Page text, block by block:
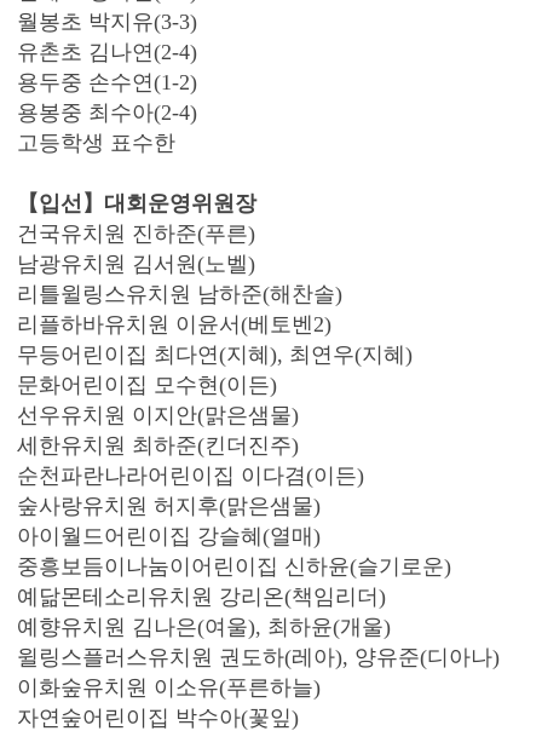
월봉초 박지유(3-3)
유촌초 김나연(2-4)
용두중 손수연(1-2)
용봉중 최수아(2-4)
고등학생 표수한
【입선】대회운영위원장
건국유치원 진하준(푸른)
남광유치원 김서원(노벨)
리틀윌링스유치원 남하준(해찬솔)
리플하바유치원 이윤서(베토벤2)
무등어린이집 최다연(지혜), 최연우(지혜)
문화어린이집 모수현(이든)
선우유치원 이지안(맑은샘물)
세한유치원 최하준(킨더진주)
순천파란나라어린이집 이다겸(이든)
숲사랑유치원 허지후(맑은샘물)
아이월드어린이집 강슬혜(열매)
중흥보듬이나눔이어린이집 신하윤(슬기로운)
예닮몬테소리유치원 강리온(책임리더)
예향유치원 김나은(여울), 최하윤(개울)
윌링스플러스유치원 권도하(레아), 양유준(디아나)
이화숲유치원 이소유(푸른하늘)
자연숲어린이집 박수아(꽃잎)